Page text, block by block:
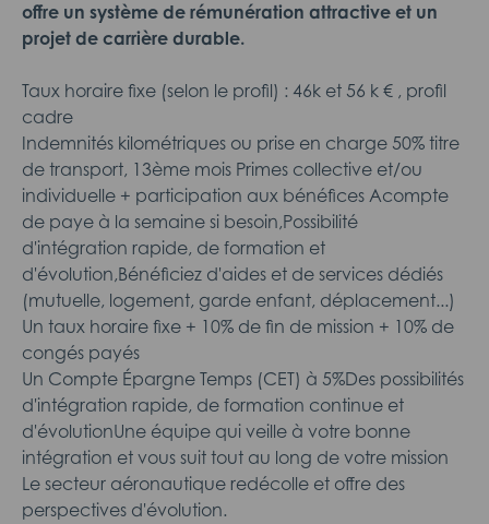
offre un système de rémunération attractive et un
projet de carrière durable.
Taux horaire fixe (selon le profil) : 46k et 56 k € , profil
cadre
Indemnités kilométriques ou prise en charge 50% titre
de transport, 13ème mois Primes collective et/ou
individuelle + participation aux bénéfices Acompte
de paye à la semaine si besoin,Possibilité
d'intégration rapide, de formation et
d'évolution,Bénéficiez d'aides et de services dédiés
(mutuelle, logement, garde enfant, déplacement...)
Un taux horaire fixe + 10% de fin de mission + 10% de
congés payés
Un Compte Épargne Temps (CET) à 5%Des possibilités
d'intégration rapide, de formation continue et
d'évolutionUne équipe qui veille à votre bonne
intégration et vous suit tout au long de votre mission
Le secteur aéronautique redécolle et offre des
perspectives d'évolution.